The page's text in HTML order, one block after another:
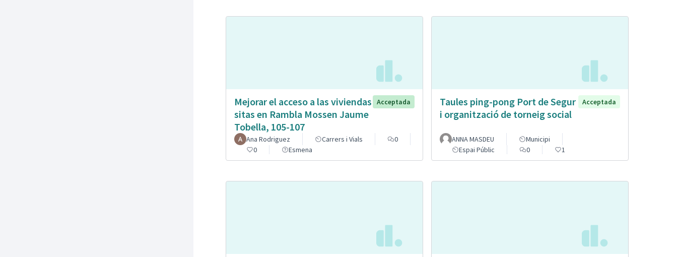
Mejorar el acceso a las viviendas
sitas en Rambla Mossen Jaume
Tobella, 105-107
Acceptada
Ana Rodriguez Carrers i Vials
0
0
Esmena
Taules ping-pong Port de Segur
i organització de torneig social
Acceptada
ANNA MASDEU
Municipi
Espai Públic
0 1